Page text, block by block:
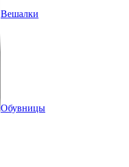
Вешалки
Обувницы